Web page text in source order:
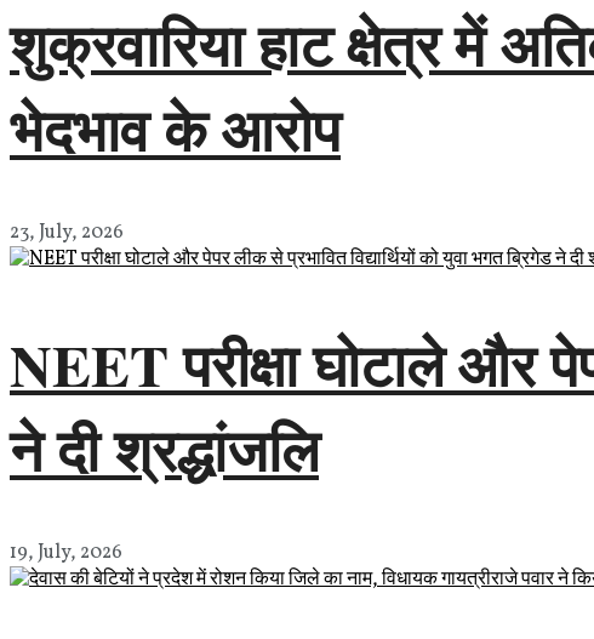
शुक्रवारिया हाट क्षेत्र में
भेदभाव के आरोप
23, July, 2026
NEET परीक्षा घोटाले और
ने दी श्रद्धांजलि
19, July, 2026